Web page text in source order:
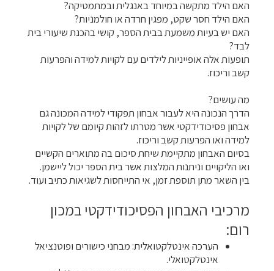
האם הילד מתקשה במיוחד באנגלית ובמתמטיקה?
האם הילד חסר שקט, מפגין חרדה או חולמניות?
האם יש בעיות משמעת בבית הספר, קושי בהכנת שיעורי בית
לבד?
תופעות אלה אופייניות לילדים עם לקויות למידה והפרעות
קשב וריכוז.
מה עושים?
הדרך הנכונה היא לעבור אבחון תפקודי למידה המכונה גם
אבחון פסיכודידקטי אשר מטרתו לזהות קיומם של לקויות
למידה ואו הפרעות קשב וריכוז.
בסיום האבחון מתקיימת שיחת סיכום בה מתוארים הקשיים
ואו הליקויים וניתנות המלצות אשר בית הספר יכול ליישמן.
בין השאר מתן תוספת זמן, אי התייחסות לשגיאות כתיב ועוד.
מרכיבי האבחון הפסיכודידקטי במכון
רום:
הערכה אינטלקטואלית: מבחני כישורים ופוטנציאל
אינטלקטואלי.